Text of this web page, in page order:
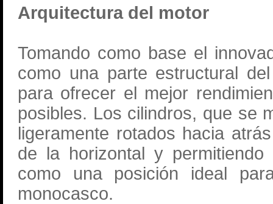
Arquitectura del motor
Tomando como base el
como una parte estructural
para ofrecer el mejor
posibles. Los cilindros, que se
ligeramente rotados hacia
de la horizontal y
como una posición ideal
monocasco.